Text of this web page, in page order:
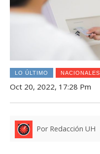
LO ÚLTIMO NACIONALES
Oct 20, 2022, 17:28 Pm
Por Redacción UH